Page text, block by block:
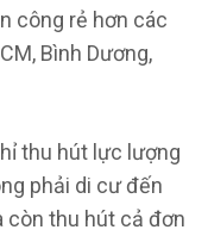
công rẻ hơn các
Bình Dương,
thu hút lực lượng
phải di cư đến
còn thu hút cả đơn